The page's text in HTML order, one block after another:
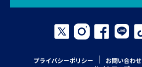
プライバシーポリシー お問い合わせ